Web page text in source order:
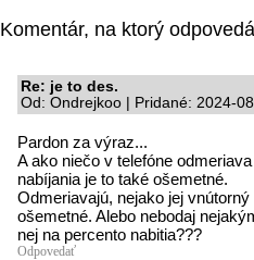
Komentár, na ktorý
Re: je to des.
Od: Ondrejkoo | Pridané: 2024-
Pardon za výraz...
A ako niečo v telefóne
nabíjania je to také ošemetné.
Odmeriavajú, nejako jej
ošemetné. Alebo nebodaj
nej na percento nabitia???
Odpovedať